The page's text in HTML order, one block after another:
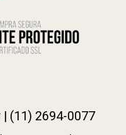
(11) 2694-0077